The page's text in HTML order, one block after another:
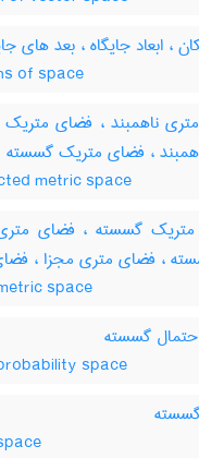
، ابعاد جایگاه ، بعد های
of space
ناهمبند ، فضای متریک
، فضای متریک گسسته
metric space
گسسته ، فضای
، فضای متری مجزا ،
space
گسسته
space